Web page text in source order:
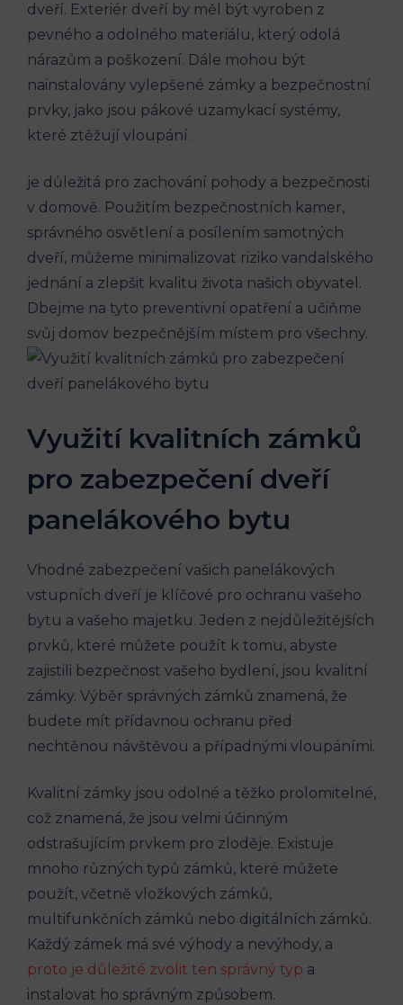
dveří. Exteriér dveří by měl být vyroben z
pevného a odolného materiálu, který odolá
nárazům a poškození. Dále mohou být
nainstalovány vylepšené zámky a bezpečnostní
prvky, jako jsou pákové uzamykací systémy,
které ztěžují vloupání.
je důležitá pro zachování pohody a bezpečnosti
v domově. Použitím bezpečnostních kamer,
správného osvětlení a posílením samotných
dveří, můžeme minimalizovat riziko vandalského
jednání a zlepšit kvalitu života našich obyvatel.
Dbejme na tyto preventivní opatření a učiňme
svůj domov bezpečnějším místem pro všechny.
Využití kvalitních zámků
pro zabezpečení dveří
panelákového bytu
Vhodné zabezpečení vašich panelákových
vstupních dveří je klíčové pro ochranu vašeho
bytu a vašeho majetku. Jeden z nejdůležitějších
prvků, které můžete použít k tomu, abyste
zajistili bezpečnost vašeho bydlení, jsou kvalitní
zámky. Výběr správných zámků znamená, že
budete mít přídavnou ochranu před
nechtěnou návštěvou a případnými vloupáními.
Kvalitní zámky jsou odolné a těžko prolomitelné,
což znamená, že jsou velmi účinným
odstrašujícím prvkem pro zloděje. Existuje
mnoho různých typů zámků, které můžete
použít, včetně vložkových zámků,
multifunkčních zámků nebo digitálních zámků.
Každý zámek má své výhody a nevýhody, a
proto je důležité zvolit ten správný typ a
instalovat ho správným způsobem.